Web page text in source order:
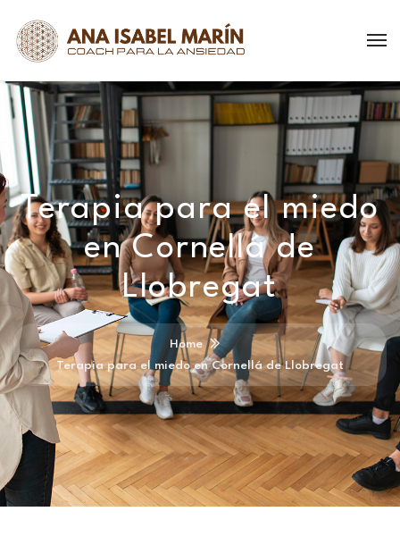
Terapia para el miedo
en Cornellá de
Llobregat
Home
Terapia para el miedo en Cornellá de Llobregat